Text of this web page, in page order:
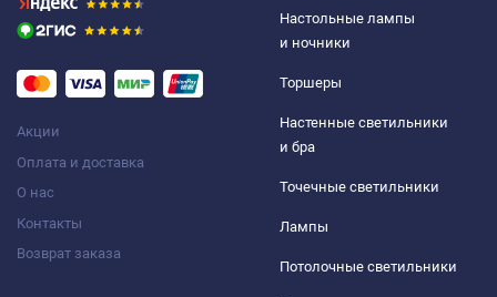
Акции
Оплата и доставка
О нас
Контакты
Возврат заказа
Настольные лампы
и ночники
Торшеры
Настенные светильники
и бра
Точечные светильники
Лампы
Потолочные светильники